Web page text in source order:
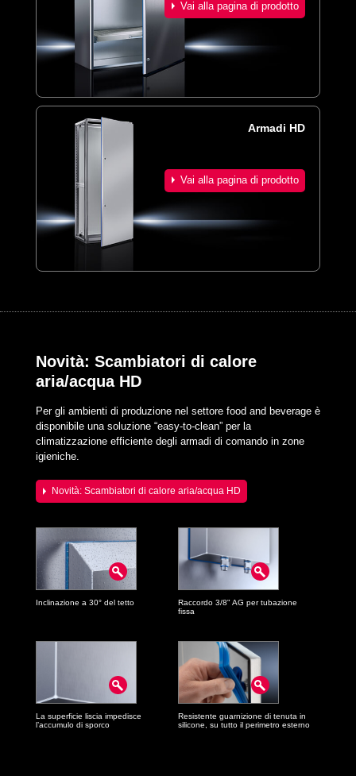
Vai alla pagina di prodotto
Armadi HD
Vai alla pagina di prodotto
Novità: Scambiatori di calore
aria/acqua HD
Per gli ambienti di produzione nel settore food and beverage è
disponibile una soluzione “easy-to-clean” per la
climatizzazione efficiente degli armadi di comando in zone
igieniche.
Novità: Scambiatori di calore aria/acqua HD
Inclinazione a 30° del tetto
Raccordo 3/8" AG per tubazione
fissa
La superficie liscia impedisce
l’accumulo di sporco
Resistente guarnizione di tenuta in
silicone, su tutto il perimetro esterno